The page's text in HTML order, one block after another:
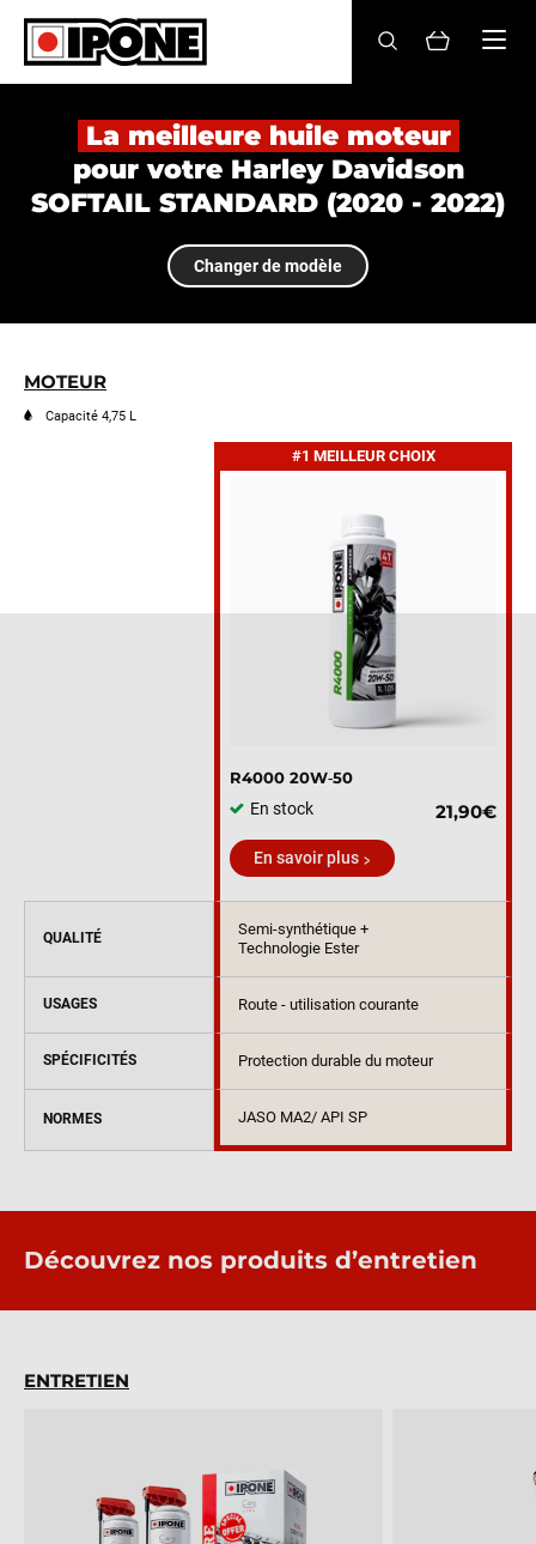
Ipone
HUILES MOTEUR
ENTRETIEN
MAINTENANCE
Revendeurs
La meilleure huile moteur
pour votre Harley Davidson
SOFTAIL STANDARD (2020 - 2022)
Changer de modèle
MOTEUR
Capacité 4,75 L
#1 MEILLEUR CHOIX
R4000 20W‑50
En stock
21,90€
En savoir plus
QUALITÉ
Semi-synthétique +
Technologie Ester
USAGES Route - utilisation courante
SPÉCIFICITÉS Protection durable du moteur
NORMES JASO MA2/ API SP
Découvrez nos produits d’entretien
ENTRETIEN